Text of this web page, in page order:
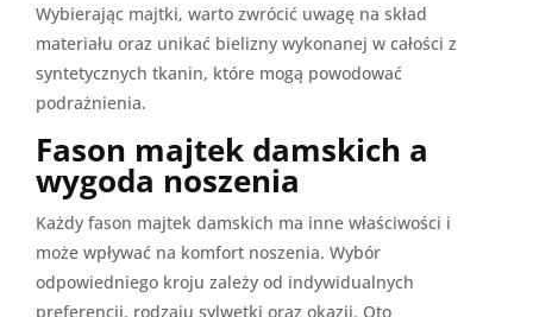
Wybierając majtki, warto zwrócić uwagę na skład
materiału oraz unikać bielizny wykonanej w całości z
syntetycznych tkanin, które mogą powodować
podrażnienia.
Fason majtek damskich a
wygoda noszenia
Każdy fason majtek damskich ma inne właściwości i
może wpływać na komfort noszenia. Wybór
odpowiedniego kroju zależy od indywidualnych
preferencji, rodzaju sylwetki oraz okazji. Oto